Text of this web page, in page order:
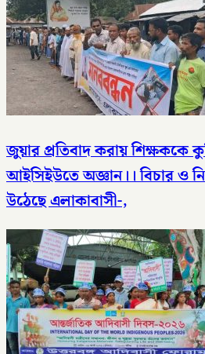
জুয়ার প্রতিবাদ করায় শিক্ষককে
আইসিইউতে অজ্ঞান।। বিচার ও
উঠেছে এলাকাবাসী-,